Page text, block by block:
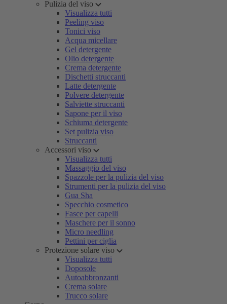
Pulizia del viso
Visualizza tutti
Peeling viso
Tonici viso
Acqua micellare
Gel detergente
Olio detergente
Crema detergente
Dischetti struccanti
Latte detergente
Polvere detergente
Salviette struccanti
Sapone per il viso
Schiuma detergente
Set pulizia viso
Struccanti
Accessori viso
Visualizza tutti
Massaggio del viso
Spazzole per la pulizia del viso
Strumenti per la pulizia del viso
Gua Sha
Specchio cosmetico
Fasce per capelli
Maschere per il sonno
Micro needling
Pettini per ciglia
Protezione solare viso
Visualizza tutti
Doposole
Autoabbronzanti
Crema solare
Trucco solare